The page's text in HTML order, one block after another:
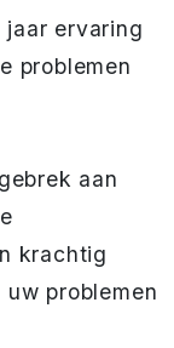
jaar ervaring
problemen
aan
krachtig
problemen